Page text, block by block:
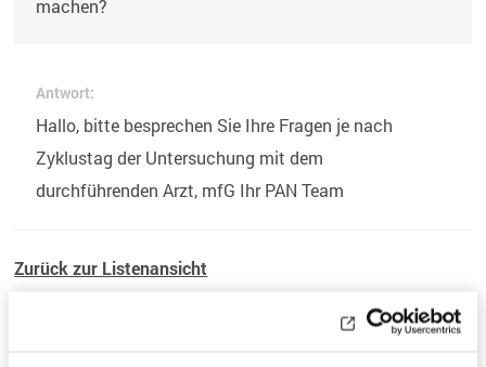
machen?
Antwort:
Hallo, bitte besprechen Sie Ihre Fragen je nach
Zyklustag der Untersuchung mit dem
durchführenden Arzt, mfG Ihr PAN Team
Zurück zur Listenansicht